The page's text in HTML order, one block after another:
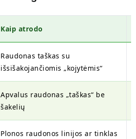
Kaip atrodo
Raudonas taškas su
išsišakojančiomis „kojytėmis“
Apvalus raudonas „taškas“ be
šakelių
Plonos raudonos linijos ar tinklas